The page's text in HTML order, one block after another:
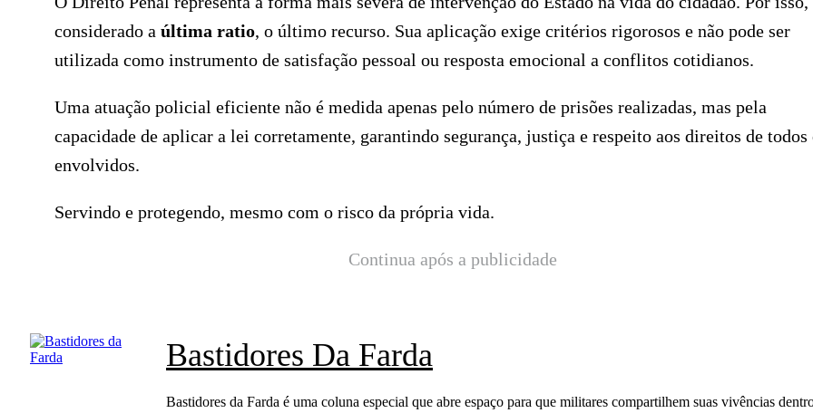
considerado a última ratio, o último recurso. Sua aplicação exige critérios rigorosos e não pode ser
utilizada como instrumento de satisfação pessoal ou resposta emocional a conflitos cotidianos.
Uma atuação policial eficiente não é medida apenas pelo número de prisões realizadas, mas pela
capacidade de aplicar a lei corretamente, garantindo segurança, justiça e respeito aos direitos de todos
envolvidos.
Servindo e protegendo, mesmo com o risco da própria vida.
Continua após a publicidade
Bastidores Da Farda
Bastidores da Farda é uma coluna especial que abre espaço para que militares compartilhem suas vivências